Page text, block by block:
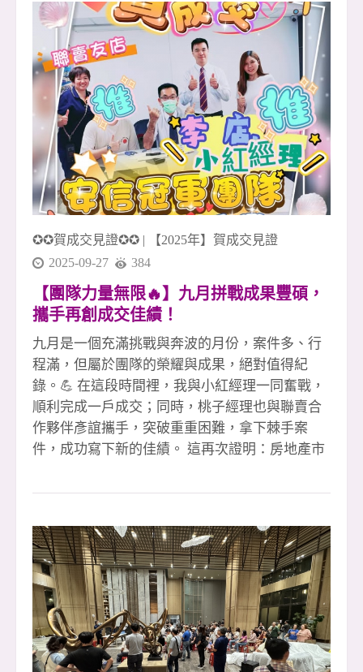
能夠相聚、共享一餐，是難得也珍貴的時刻。 每
次團圓，都提醒著我們： 「最強的不是個人，而
是一起前進的團隊。」 這份默契與向心力，是安
信團隊年年突破、月月成長的關鍵。 感謝每一位
夥伴，讓團隊持續向前 安信團隊的每一位成員，
都是金字塔中最關鍵的基石。 不論你在前線拚成
交，或在後勤默默支持，每一分努力都是團隊的
成功因素。 因為你們願意付出、願意挑戰、願意
相信團隊， 安信才能多次締造佳績、創造亮眼的
月月成長。 烤的不只是肉，是士氣；賞的不只是
月，是團隊的心 火光跳動的時刻，我們烤的不只
是食物，更是這段時間累積的情感與信任。 抬頭
看見
✪✪賀成交見證✪✪ |
【2025年】賀成交見證
2025-09-27
384
【團隊力量無限🔥】九月拼戰成果豐碩，
攜手再創成交佳績！
九月是一個充滿挑戰與奔波的月份，案件多、行
程滿，但屬於團隊的榮耀與成果，絕對值得紀
錄。💪 在這段時間裡，我與小紅經理一同奮戰，
順利完成一戶成交；同時，桃子經理也與聯賣合
作夥伴彥誼攜手，突破重重困難，拿下棘手案
件，成功寫下新的佳績。 這再次證明：房地產市
決定成敗。只要堅持努力、永不放棄，就沒有攻
謝客戶的支持與信任，也感謝所有協助我們的團
隊與專業夥伴，讓每一筆成交都能夠順利完成。
🙌 展望第四季，我們將持續挑戰、持續衝刺，迎
向更高的里程碑。團隊的力量無限大，正因為彼
此合作、互相扶持，我們才能在每一次挑戰中更
堅強。 📣 安信冠軍團隊持續熱血招募中！ 如果
你渴望舞台、渴望成績、渴望突破自己，這裡就